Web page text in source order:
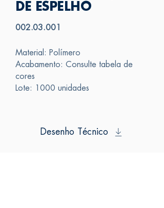
DE ESPELHO
002.03.001
Material: Polímero
Acabamento: Consulte tabela de
cores
Lote: 1000 unidades
Desenho Técnico